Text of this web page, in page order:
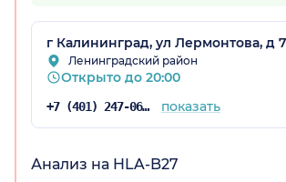
обл.)
г Калининград, ул Лермонтова, д 7
Ленинградский район
Открыто до 20:00
+7 (401) 247-06-23 показать
Анализ на HLA-B27